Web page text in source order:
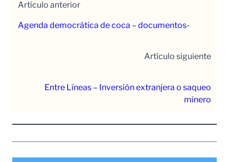
Artículo anterior
Agenda democrática de coca – documentos-
Artículo siguiente
Entre Líneas – Inversión extranjera o saqueo
minero